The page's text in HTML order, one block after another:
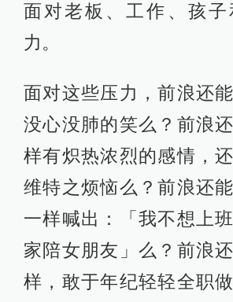
面对老板、工作、孩子
力。
面对这些压力，前浪还
没心没肺的笑么？前浪
样有炽热浓烈的感情，
维特之烦恼么？前浪还
一样喊出：「我不想上
家陪女朋友」么？前浪
样，敢于年纪轻轻全职